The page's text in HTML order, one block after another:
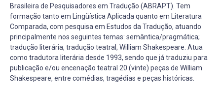
Brasileira de Pesquisadores em Tradução (ABRAPT). Tem
formação tanto em Lingüística Aplicada quanto em Literatura
Comparada, com pesquisa em Estudos da Tradução, atuando
principalmente nos seguintes temas: semântica/pragmática;
tradução literária, tradução teatral, William Shakespeare. Atua
como tradutora literária desde 1993, sendo que já traduziu para
publicação e/ou encenação teatral 20 (vinte) peças de William
Shakespeare, entre comédias, tragédias e peças históricas.